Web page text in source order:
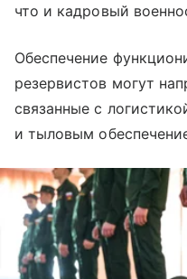
что и кадровый
Обеспечение
резервистов могут
связанные с
и тыловым